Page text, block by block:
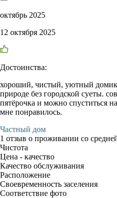
октябрь 2025
12 октября 2025
Достоинства:
хороший, чистый, уютный домик,
природе без городской суеты.
пятёрочка и можно спуститься
мне понравилось.
Частный дом
1 отзыв о проживании со
Чистота
Цена - качество
Качество обслуживания
Расположение
Своевременность заселения
Соответствие фото